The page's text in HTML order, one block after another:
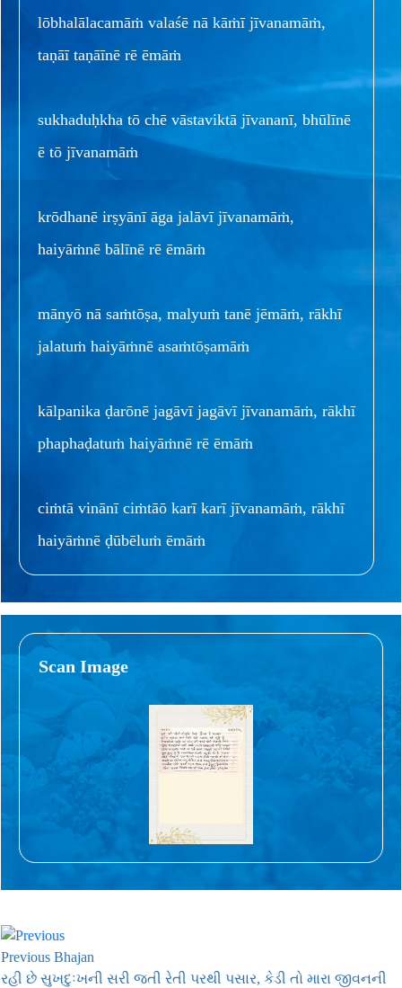
lōbhalālacamāṁ valaśē nā kāṁī jīvanamāṁ,
taṇāī taṇāīnē rē ēmāṁ
sukhaduḥkha tō chē vāstaviktā jīvananī, bhūlīnē
ē tō jīvanamāṁ
krōdhanē irṣyānī āga jalāvī jīvanamāṁ,
haiyāṁnē bālīnē rē ēmāṁ
mānyō nā saṁtōṣa, malyuṁ tanē jēmāṁ, rākhī
jalatuṁ haiyāṁnē asaṁtōṣamāṁ
kālpanika ḍarōnē jagāvī jagāvī jīvanamāṁ, rākhī
phaphaḍatuṁ haiyāṁnē rē ēmāṁ
ciṁtā vinānī ciṁtāō karī karī jīvanamāṁ, rākhī
haiyāṁnē ḍūbēluṁ ēmāṁ
Scan Image
Previous Bhajan
રહી છે સુખદુઃખની સરી જતી રેતી પરથી પસાર, કેડી તો મારા જીવનની